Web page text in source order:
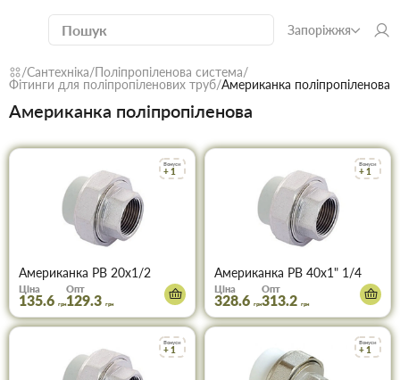
Запоріжжя
Сантехніка Поліпропіленова система
Фітинги для поліпропіленових труб Американка поліпропіленова
Американка поліпропіленова
Бонуси
+ 1
Американка PB 20х1/2
Ціна
135.6 грн
Опт
129.3 грн
Бонуси
+ 1
Американка PB 40х1" 1/4
Ціна
328.6 грн
Опт
313.2 грн
Бонуси
+ 1
Бонуси
+ 1